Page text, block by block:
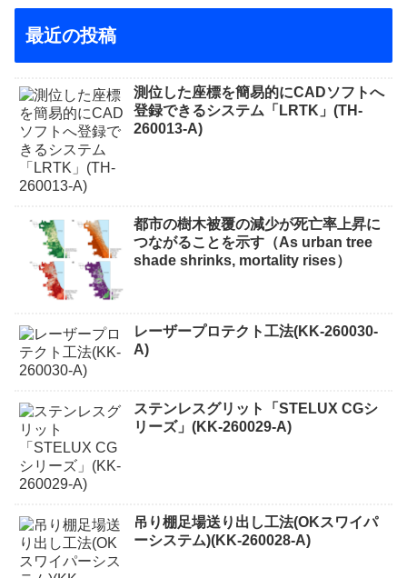
最近の投稿
測位した座標を簡易的にCADソフトへ
登録できるシステム「LRTK」(TH-
260013-A)
都市の樹木被覆の減少が死亡率上昇に
つながることを示す（As urban tree
shade shrinks, mortality rises）
レーザープロテクト⼯法(KK-260030-
A)
ステンレスグリット「STELUX CGシ
リーズ」(KK-260029-A)
吊り棚足場送り出し工法(OKスワイパ
ーシステム)(KK-260028-A)